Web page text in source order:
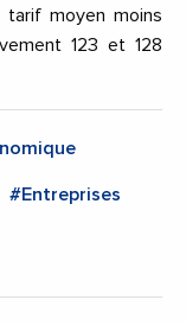
tarif moyen moins
123 et 128
#Entreprises